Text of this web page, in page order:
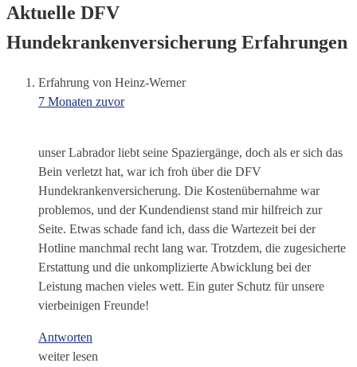
Aktuelle DFV
Hundekrankenversicherung Erfahrungen
Erfahrung von Heinz-Werner
7 Monaten zuvor
unser Labrador liebt seine Spaziergänge, doch als er sich das
Bein verletzt hat, war ich froh über die DFV
Hundekrankenversicherung. Die Kostenübernahme war
problemos, und der Kundendienst stand mir hilfreich zur
Seite. Etwas schade fand ich, dass die Wartezeit bei der
Hotline manchmal recht lang war. Trotzdem, die zugesicherte
Erstattung und die unkomplizierte Abwicklung bei der
Leistung machen vieles wett. Ein guter Schutz für unsere
vierbeinigen Freunde!
Antworten
weiter lesen